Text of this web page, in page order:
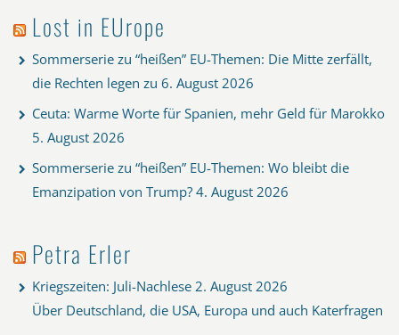
Lost in EUrope
Sommerserie zu “heißen” EU-Themen: Die Mitte zerfällt,
die Rechten legen zu 6. August 2026
Ceuta: Warme Worte für Spanien, mehr Geld für Marokko
5. August 2026
Sommerserie zu “heißen” EU-Themen: Wo bleibt die
Emanzipation von Trump? 4. August 2026
Petra Erler
Kriegszeiten: Juli-Nachlese 2. August 2026
Über Deutschland, die USA, Europa und auch Katerfragen